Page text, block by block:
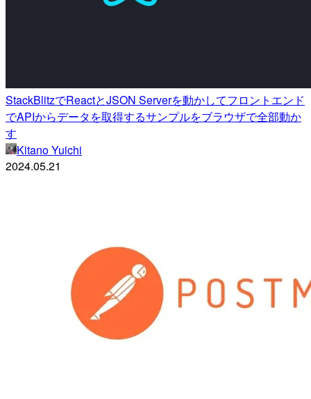
StackBlitzでReactとJSON Serverを動かしてフロントエンド
でAPIからデータを取得するサンプルをブラウザで全部動か
す
Kitano Yuichi
2024.05.21